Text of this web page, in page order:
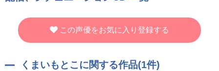
この声優をお気に入り登録する
くまいもとこに関する作品(1件)